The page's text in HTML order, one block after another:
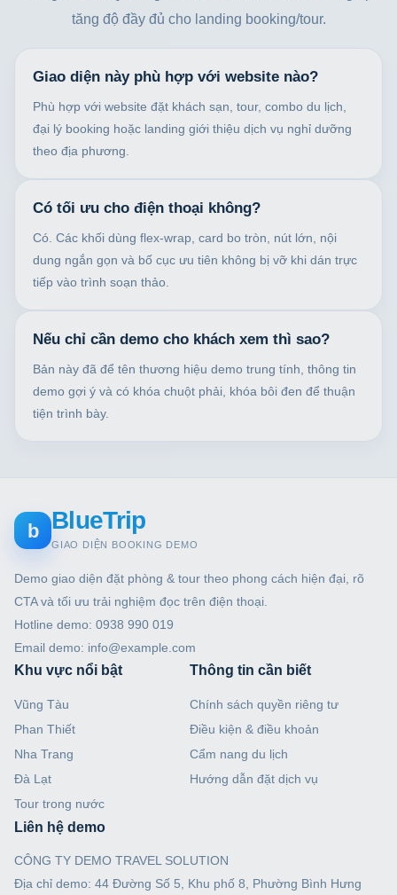
tăng độ đầy đủ cho landing booking/tour.
Giao diện này phù hợp với website nào?
Phù hợp với website đặt khách sạn, tour, combo du lịch,
đại lý booking hoặc landing giới thiệu dịch vụ nghỉ dưỡng
theo địa phương.
Có tối ưu cho điện thoại không?
Có. Các khối dùng flex-wrap, card bo tròn, nút lớn, nội
dung ngắn gọn và bố cục ưu tiên không bị vỡ khi dán trực
tiếp vào trình soạn thảo.
Nếu chỉ cần demo cho khách xem thì sao?
Bản này đã để tên thương hiệu demo trung tính, thông tin
demo gợi ý và có khóa chuột phải, khóa bôi đen để thuận
tiện trình bày.
b BlueTrip
GIAO DIỆN BOOKING DEMO
Demo giao diện đặt phòng & tour theo phong cách hiện đại, rõ
CTA và tối ưu trải nghiệm đọc trên điện thoại.
Hotline demo: 0938 990 019
Email demo: info@example.com
Khu vực nổi bật
Vũng Tàu
Phan Thiết
Nha Trang
Đà Lạt
Tour trong nước
Thông tin cần biết
Chính sách quyền riêng tư
Điều kiện & điều khoản
Cẩm nang du lịch
Hướng dẫn đặt dịch vụ
Liên hệ demo
CÔNG TY DEMO TRAVEL SOLUTION
Địa chỉ demo: 44 Đường Số 5, Khu phố 8, Phường Bình Hưng